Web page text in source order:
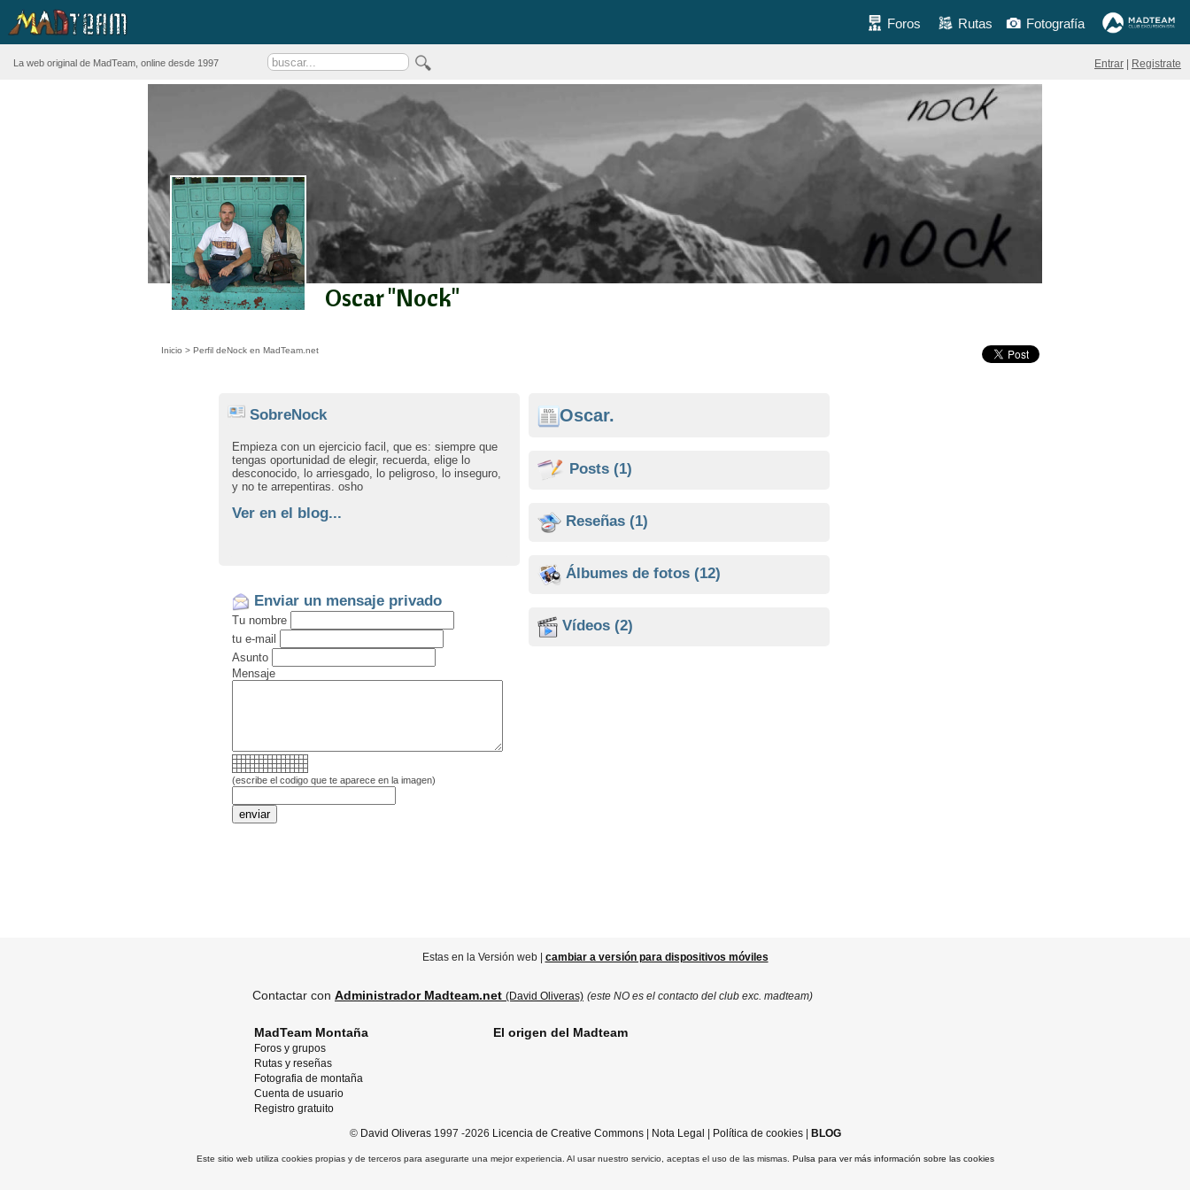
Foros Rutas Fotografía
La web original de MadTeam, online desde 1997 Entrar Registrate
Oscar "Nock"
Inicio > Perfil deNock en MadTeam.net
SobreNock
Empieza con un ejercicio facil, que es: siempre que
tengas oportunidad de elegir, recuerda, elige lo
desconocido, lo arriesgado, lo peligroso, lo inseguro,
y no te arrepentiras. osho
Ver en el blog...
Enviar un mensaje privado
Tu nombre
tu e-mail
Asunto
Mensaje
(escribe el codigo que te aparece en la imagen)
Oscar.
Posts (1)
Reseñas (1)
Álbumes de fotos (12)
Vídeos (2)
Estas en la Versión web | cambiar a versión para dispositivos móviles
Contactar con Administrador Madteam.net (David Oliveras) (este NO es el contacto del club exc. madteam)
MadTeam Montaña
Foros y grupos
Rutas y reseñas
Fotografia de montaña
Cuenta de usuario
Registro gratuito
El origen del Madteam
© David Oliveras1997 -2026 Licencia de Creative Commons| Nota Legal Política de cookies| BLOG
Este sitio web utiliza cookies propias y de terceros para asegurarte una mejor experiencia. Al usar nuestro servicio, aceptas el uso de las mismas. Pulsa para ver más información sobre las cookies